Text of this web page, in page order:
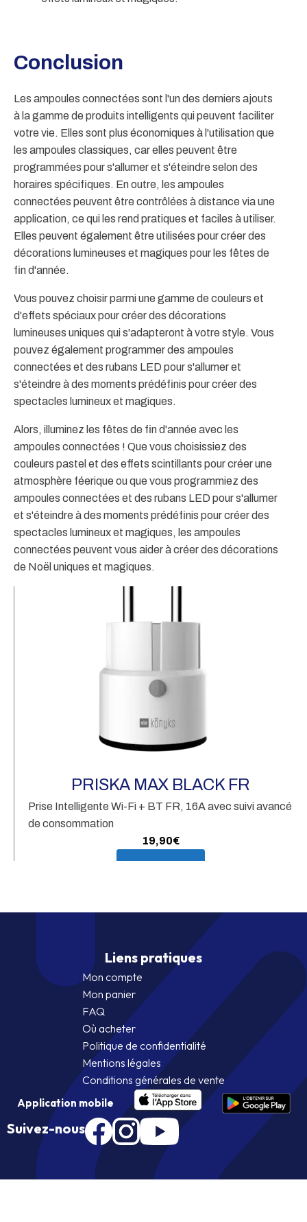
Conclusion
Les ampoules connectées sont l'un des derniers ajouts
à la gamme de produits intelligents qui peuvent faciliter
votre vie. Elles sont plus économiques à l'utilisation que
les ampoules classiques, car elles peuvent être
programmées pour s'allumer et s'éteindre selon des
horaires spécifiques. En outre, les ampoules
connectées peuvent être contrôlées à distance via une
application, ce qui les rend pratiques et faciles à utiliser.
Elles peuvent également être utilisées pour créer des
décorations lumineuses et magiques pour les fêtes de
fin d'année.
Vous pouvez choisir parmi une gamme de couleurs et
d'effets spéciaux pour créer des décorations
lumineuses uniques qui s'adapteront à votre style. Vous
pouvez également programmer des ampoules
connectées et des rubans LED pour s'allumer et
s'éteindre à des moments prédéfinis pour créer des
spectacles lumineux et magiques.
Alors, illuminez les fêtes de fin d'année avec les
ampoules connectées ! Que vous choisissiez des
couleurs pastel et des effets scintillants pour créer une
atmosphère féerique ou que vous programmiez des
ampoules connectées et des rubans LED pour s'allumer
et s'éteindre à des moments prédéfinis pour créer des
spectacles lumineux et magiques, les ampoules
connectées peuvent vous aider à créer des décorations
de Noël uniques et magiques.
PRISKA MAX BLACK FR
Prise Intelligente Wi-Fi + BT FR, 16A avec suivi avancé
de consommation
19,90€
Liens pratiques
Mon compte
Mon panier
FAQ
Où acheter
Politique de confidentialité
Mentions légales
Conditions générales de vente
Application mobile
Suivez-nous